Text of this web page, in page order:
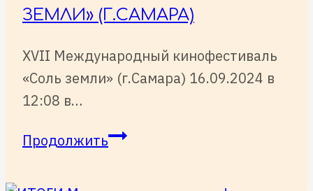
ЗЕМЛИ» (Г.САМАРА)
XVII Международный кинофестиваль
«Соль земли» (г.Самара) 16.09.2024 в
12:08 в…
ПродолжитьXVII